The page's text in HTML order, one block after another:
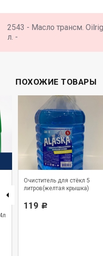
2543 - Масло трансм.
л. -
ПОХОЖИЕ ТОВАРЫ
Очиститель для стёкл 5
литров(желтая крышка)
119 Р